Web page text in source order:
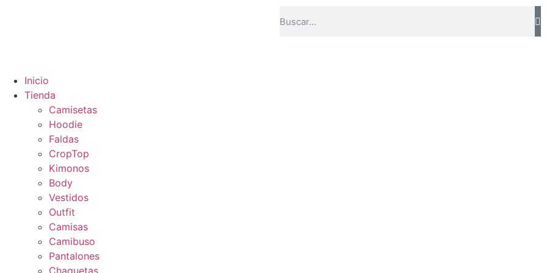
Inicio
Tienda
Camisetas
Hoodie
Faldas
CropTop
Kimonos
Body
Vestidos
Outfit
Camisas
Camibuso
Pantalones
Chaquetas